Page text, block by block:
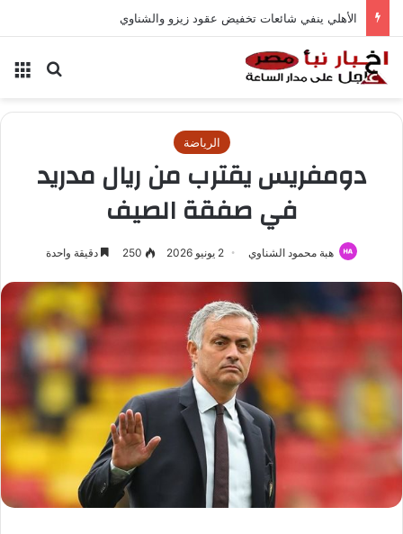
الأهلي ينفي شائعات تخفيض عقود زيزو والشناوي
بحث
الرياضة
دومفريس يقترب من ريال مدريد
في صفقة الصيف
هبة محمود الشناوي 2 يونيو 2026 250 دقيقة واحدة